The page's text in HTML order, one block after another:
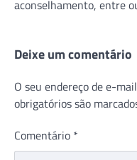
aconselhamento, entre
Deixe um comentário
O seu endereço de e-
obrigatórios são
Comentário *